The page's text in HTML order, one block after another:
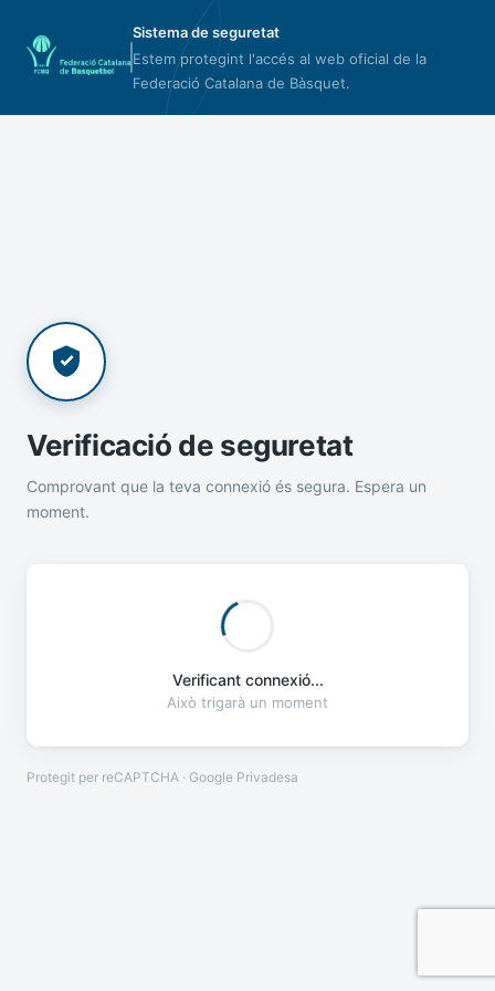
Sistema de seguretat
Estem protegint l'accés al web oficial de la
Federació Catalana de Bàsquet.
Verificació de seguretat
Comprovant que la teva connexió és segura. Espera un
moment.
Verificant connexió...
Això trigarà un moment
Protegit per reCAPTCHA · Google Privadesa